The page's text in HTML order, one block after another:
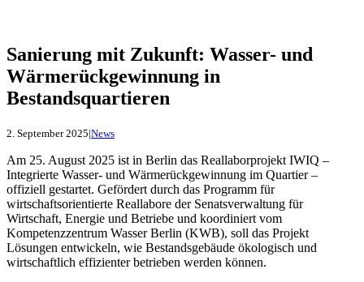
Sanierung mit Zukunft: Wasser- und
Wärmerückgewinnung in
Bestandsquartieren
2. September 2025|News
Am 25. August 2025 ist in Berlin das Reallaborprojekt IWIQ –
Integrierte Wasser- und Wärmerückgewinnung im Quartier –
offiziell gestartet. Gefördert durch das Programm für
wirtschaftsorientierte Reallabore der Senatsverwaltung für
Wirtschaft, Energie und Betriebe und koordiniert vom
Kompetenzzentrum Wasser Berlin (KWB), soll das Projekt
Lösungen entwickeln, wie Bestandsgebäude ökologisch und
wirtschaftlich effizienter betrieben werden können.